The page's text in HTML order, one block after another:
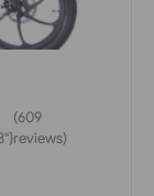
(609
reviews)